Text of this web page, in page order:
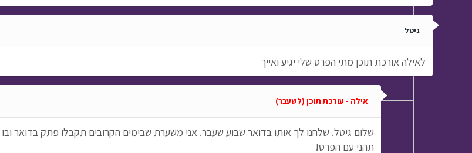
גיטל
לאילה אורכת תוכן מתי הפרס שלי יגיע ואייך
אילה - עורכת תוכן (לשעבר)
שלום גיטל. שלחנו לך אותו בדואר שבוע שעבר. אני משערת שבימים הקרובים תקבלו פתק בדואר
תהני עם הפרס!